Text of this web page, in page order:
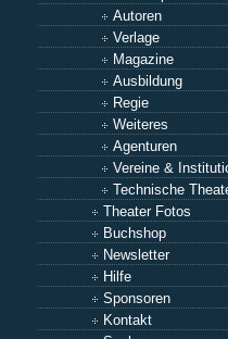
Autoren
Verlage
Magazine
Ausbildung
Regie
Weiteres
Agenturen
Vereine &
Technische
Theater Fotos
Buchshop
Newsletter
Hilfe
Sponsoren
Kontakt